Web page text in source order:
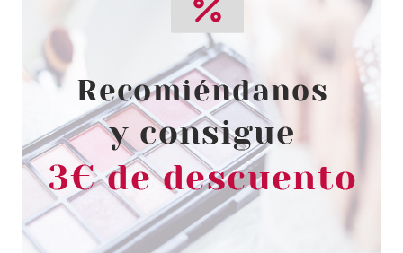
CAROLINA HERRERA BAD BOY
DEO VAPO 100 ML
-46%
desde
19.99€